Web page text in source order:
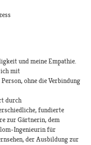
und meine Empathie.
ich mit
ohne die Verbindung
durch
fundierte
zur Gärtnerin, dem
Ingenieurin für
der Ausbildung zur